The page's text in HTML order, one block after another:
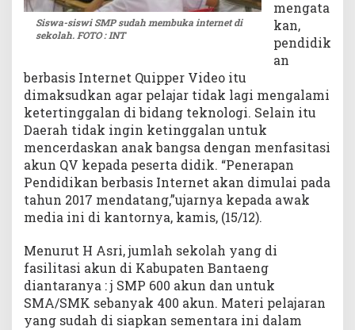
Siswa-siswi SMP sudah membuka internet di
sekolah. FOTO : INT
mengata
kan,
pendidik
an
berbasis Internet Quipper Video itu
dimaksudkan agar pelajar tidak lagi mengalami
ketertinggalan di bidang teknologi. Selain itu
Daerah tidak ingin ketinggalan untuk
mencerdaskan anak bangsa dengan menfasitasi
akun QV kepada peserta didik. “Penerapan
Pendidikan berbasis Internet akan dimulai pada
tahun 2017 mendatang,”ujarnya kepada awak
media ini di kantornya, kamis, (15/12).
Menurut H Asri, jumlah sekolah yang di
fasilitasi akun di Kabupaten Bantaeng
diantaranya : j SMP 600 akun dan untuk
SMA/SMK sebanyak 400 akun. Materi pelajaran
yang sudah di siapkan sementara ini dalam